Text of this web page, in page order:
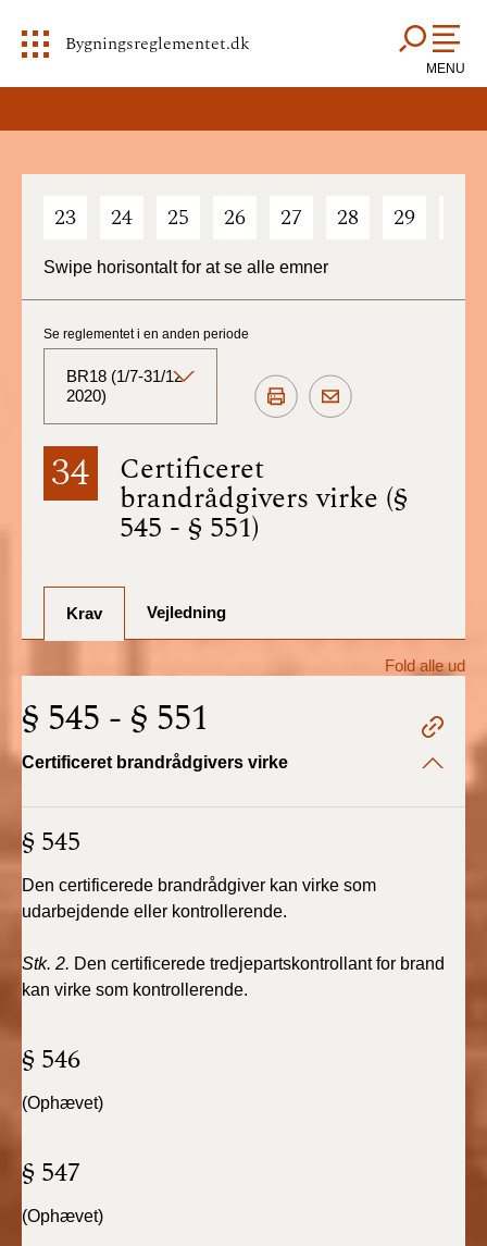
Bygningsreglementet.dk
MENU
23 24 25 26 27 28 29
Swipe horisontalt for at se alle emner
34 Certificeret
brandrådgivers virke (§
545 - § 551)
Se reglementet i en anden periode
BR18 (1/7-31/12
2020)
BR18 (Aktuelt)
BR18 (1/7-31/12
BR18 (1/1-30/6
2025)
2024)
BR18 (1/1- 30/06
2024)
BR18 (1/1- 31/12
2023)
BR18 (17/9 - 31/12
2022)
BR18 (1/7 - 16/9
2022)
2022)
BR18 (29/6 - 31/12
2021)
Krav Vejledning
Fold alle ud
§ 545 - § 551
Certificeret brandrådgivers virke
§ 545
Den certificerede brandrådgiver kan virke som
udarbejdende eller kontrollerende.
Stk. 2. Den certificerede tredjepartskontrollant for brand
kan virke som kontrollerende.
§ 546
(Ophævet)
§ 547
(Ophævet)